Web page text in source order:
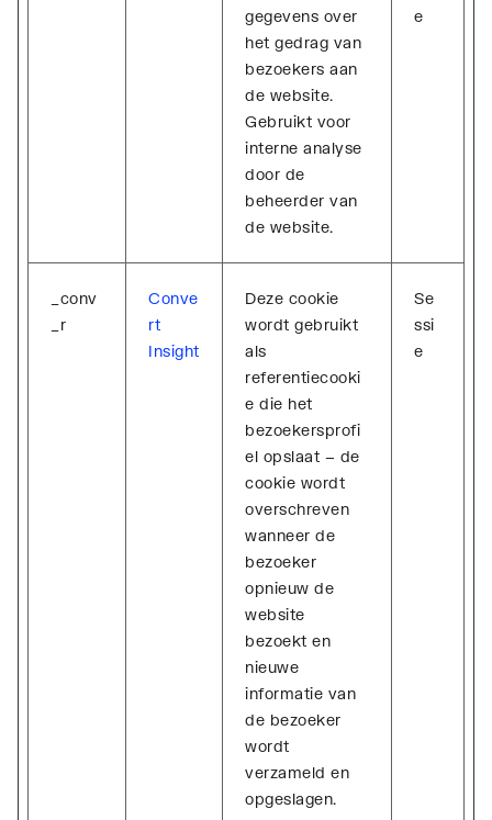
gegevens over
het gedrag van
bezoekers aan
de website.
Gebruikt voor
interne analyse
door de
beheerder van
de website.
e
_conv
_r
Conve
rt
Insight
Deze cookie
wordt gebruikt
als
referentiecooki
e die het
bezoekersprofi
el opslaat – de
cookie wordt
overschreven
wanneer de
bezoeker
opnieuw de
website
bezoekt en
nieuwe
informatie van
de bezoeker
wordt
verzameld en
opgeslagen.
Se
ssi
e